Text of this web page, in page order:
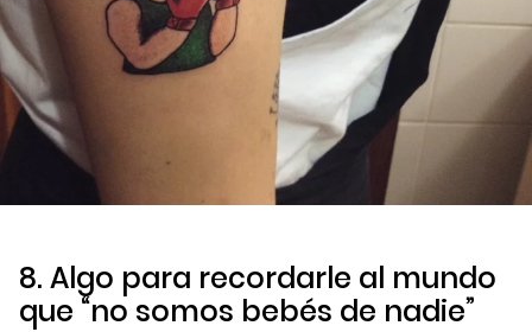
8. Algo para recordarle al mundo
que “no somos bebés de nadie”